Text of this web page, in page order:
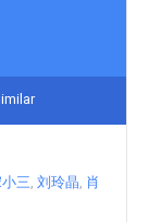
三 刘玲晶 肖